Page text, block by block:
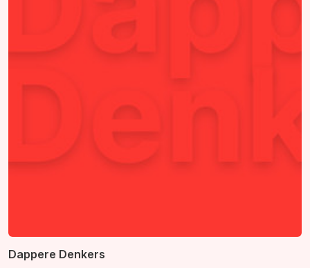
Dappere Denkers